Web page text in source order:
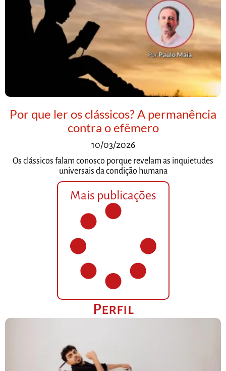
Por que ler os clássicos? A permanência
contra o efêmero
10/03/2026
Os clássicos falam conosco porque revelam as inquietudes
universais da condição humana
Mais publicações
Perfil